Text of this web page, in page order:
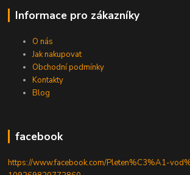
Informace pro zákazníky
O nás
Jak nakupovat
Obchodní podmínky
Kontakty
Blog
facebook
https://www.facebook.com/Pleten%C3%A1-